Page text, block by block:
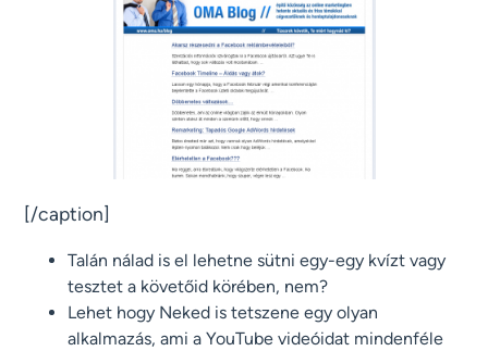
[/caption]
Talán nálad is el lehetne sütni egy-egy kvízt vagy
tesztet a követőid körében, nem?
Lehet hogy Neked is tetszene egy olyan
alkalmazás, ami a YouTube videóidat mindenféle